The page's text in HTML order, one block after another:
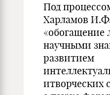
Под
Харламов
«обогащение
научными
развитием
итворческих